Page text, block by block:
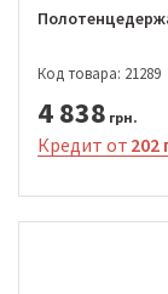
Код товара: 21289
4 838 грн.
Кредит от 202